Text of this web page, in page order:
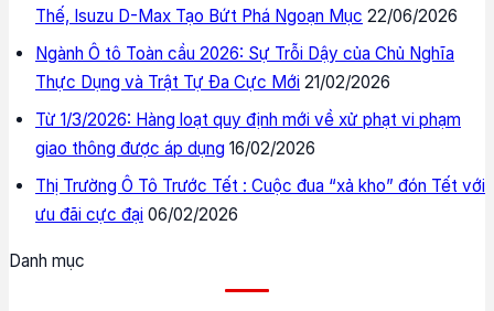
Thế, Isuzu D-Max Tạo Bứt Phá Ngoạn Mục 22/06/2026
Ngành Ô tô Toàn cầu 2026: Sự Trỗi Dậy của Chủ Nghĩa
Thực Dụng và Trật Tự Đa Cực Mới 21/02/2026
Từ 1/3/2026: Hàng loạt quy định mới về xử phạt vi phạm
giao thông được áp dụng 16/02/2026
Thị Trường Ô Tô Trước Tết : Cuộc đua “xả kho” đón Tết với
ưu đãi cực đại 06/02/2026
Danh mục